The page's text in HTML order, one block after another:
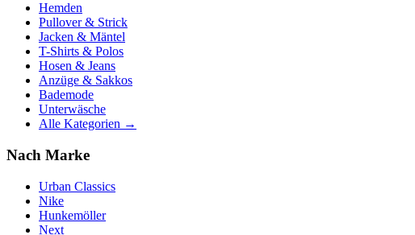
Hemden
Pullover & Strick
Jacken & Mäntel
T-Shirts & Polos
Hosen & Jeans
Anzüge & Sakkos
Bademode
Unterwäsche
Alle Kategorien →
Nach Marke
Urban Classics
Nike
Hunkemöller
Next